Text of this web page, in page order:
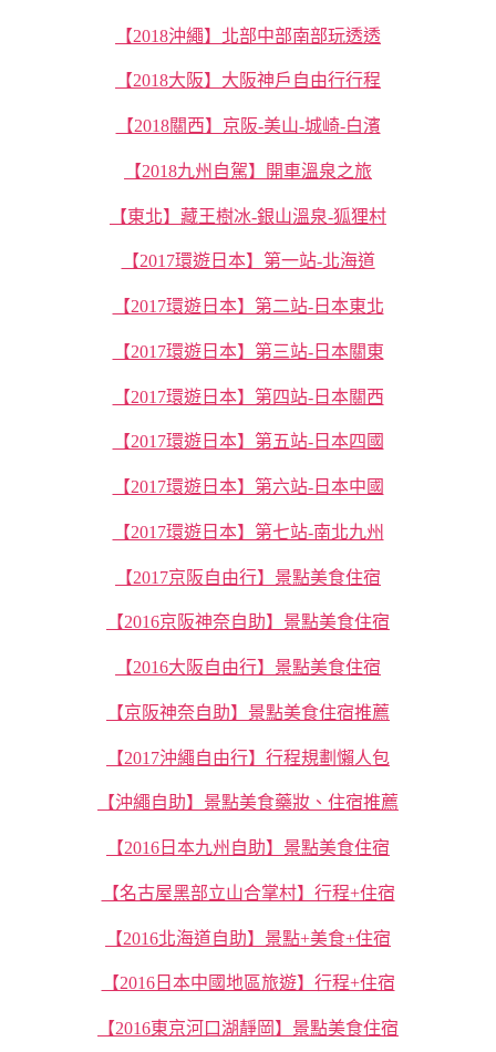
【2018沖繩】北部中部南部玩透透
【2018大阪】大阪神戶自由行行程
【2018關西】京阪-美山-城崎-白濱
【2018九州自駕】開車溫泉之旅
【東北】藏王樹冰-銀山溫泉-狐狸村
【2017環遊日本】第一站-北海道
【2017環遊日本】第二站-日本東北
【2017環遊日本】第三站-日本關東
【2017環遊日本】第四站-日本關西
【2017環遊日本】第五站-日本四國
【2017環遊日本】第六站-日本中國
【2017環遊日本】第七站-南北九州
【2017京阪自由行】景點美食住宿
【2016京阪神奈自助】景點美食住宿
【2016大阪自由行】景點美食住宿
【京阪神奈自助】景點美食住宿推薦
【2017沖繩自由行】行程規劃懶人包
【沖繩自助】景點美食藥妝、住宿推薦
【2016日本九州自助】景點美食住宿
【名古屋黑部立山合掌村】行程+住宿
【2016北海道自助】景點+美食+住宿
【2016日本中國地區旅遊】行程+住宿
【2016東京河口湖靜岡】景點美食住宿